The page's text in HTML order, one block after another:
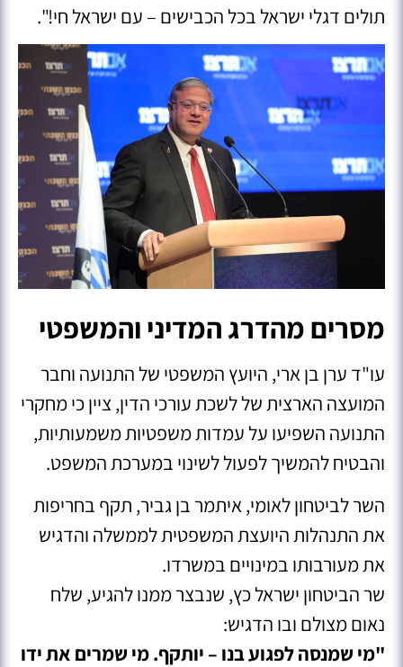
תולים דגלי ישראל בכל הכבישים – עם ישראל חי!".
מסרים מהדרג המדיני והמשפטי
עו"ד ערן בן ארי, היועץ המשפטי של התנועה וחבר
המועצה הארצית של לשכת עורכי הדין, ציין כי מחקרי
התנועה השפיעו על עמדות משפטיות משמעותיות,
והבטיח להמשיך לפעול לשינוי במערכת המשפט.
השר לביטחון לאומי, איתמר בן גביר, תקף בחריפות
את התנהלות היועצת המשפטית לממשלה והדגיש
את מעורבותו במינויים במשרדו.
שר הביטחון ישראל כץ, שנבצר ממנו להגיע, שלח
נאום מצולם ובו הדגיש:
"מי שמנסה לפגוע בנו – יותקף. מי שמרים את ידו